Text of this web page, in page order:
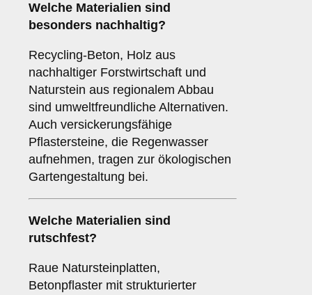
Welche Materialien sind
besonders nachhaltig?
Recycling-Beton, Holz aus
nachhaltiger Forstwirtschaft und
Naturstein aus regionalem Abbau
sind umweltfreundliche Alternativen.
Auch versickerungsfähige
Pflastersteine, die Regenwasser
aufnehmen, tragen zur ökologischen
Gartengestaltung bei.
Welche Materialien sind
rutschfest?
Raue Natursteinplatten,
Betonpflaster mit strukturierter